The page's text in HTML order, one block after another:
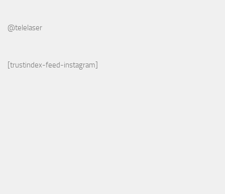
@telelaser
[trustindex-feed-instagram]